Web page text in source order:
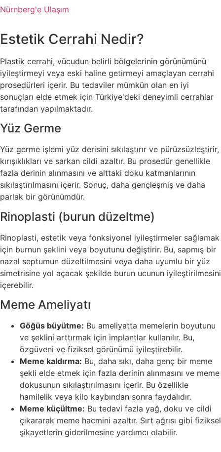
Nürnberg'e Ulaşım
Estetik Cerrahi Nedir?
Plastik cerrahi, vücudun belirli bölgelerinin görünümünü
iyileştirmeyi veya eski haline getirmeyi amaçlayan cerrahi
prosedürleri içerir. Bu tedaviler mümkün olan en iyi
sonuçları elde etmek için Türkiye'deki deneyimli cerrahlar
tarafından yapılmaktadır.
Yüz Germe
Yüz germe işlemi yüz derisini sıkılaştırır ve pürüzsüzleştirir,
kırışıklıkları ve sarkan cildi azaltır. Bu prosedür genellikle
fazla derinin alınmasını ve alttaki doku katmanlarının
sıkılaştırılmasını içerir. Sonuç, daha gençleşmiş ve daha
parlak bir görünümdür.
Rinoplasti (burun düzeltme)
Rinoplasti, estetik veya fonksiyonel iyileştirmeler sağlamak
için burnun şeklini veya boyutunu değiştirir. Bu, sapmış bir
nazal septumun düzeltilmesini veya daha uyumlu bir yüz
simetrisine yol açacak şekilde burun ucunun iyileştirilmesini
içerebilir.
Meme Ameliyatı
Göğüs büyütme: Bu ameliyatta memelerin boyutunu
ve şeklini arttırmak için implantlar kullanılır. Bu,
özgüveni ve fiziksel görünümü iyileştirebilir.
Meme kaldırma: Bu, daha sıkı, daha genç bir meme
şekli elde etmek için fazla derinin alınmasını ve meme
dokusunun sıkılaştırılmasını içerir. Bu özellikle
hamilelik veya kilo kaybından sonra faydalıdır.
Meme küçültme: Bu tedavi fazla yağ, doku ve cildi
çıkararak meme hacmini azaltır. Sırt ağrısı gibi fiziksel
şikayetlerin giderilmesine yardımcı olabilir.